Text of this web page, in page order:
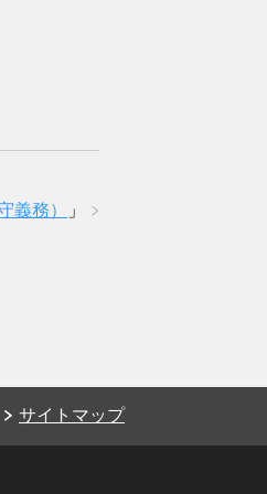
義務） 」
サイトマップ